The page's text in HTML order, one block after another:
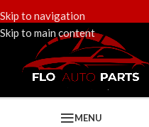
Skip to navigation
Skip to main content
MENU